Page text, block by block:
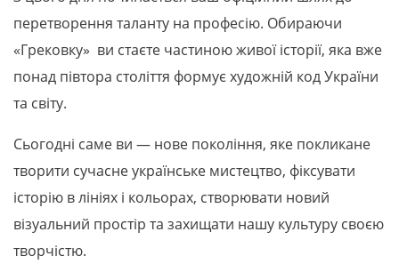
перетворення таланту на професію. Обираючи
«Грековку» ви стаєте частиною живої історії, яка вже
понад півтора століття формує художній код України
та світу.
Сьогодні саме ви — нове покоління, яке покликане
творити сучасне українське мистецтво, фіксувати
історію в лініях і кольорах, створювати новий
візуальний простір та захищати нашу культуру своєю
творчістю.